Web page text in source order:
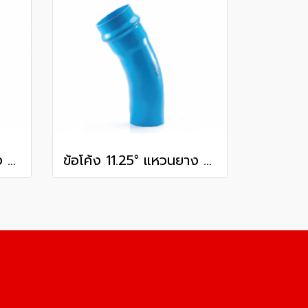
ข้อโค้ง 11.25° แหวนยาง ES1 SCG ขนาด 300 มม. (12 นิ้ว ) ชั้น 13.5 ข้อโค้ง 11.25° แหวนยาง ES1 SCG ขนาด 250 มม. (10 นิ้ว ) ชั้น 13.5